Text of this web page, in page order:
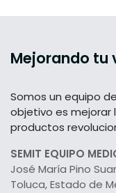
Mejorando tu
Somos un equipo
objetivo es mejorar
productos
SEMIT EQUIPO
José María Pino
Toluca, Estado de